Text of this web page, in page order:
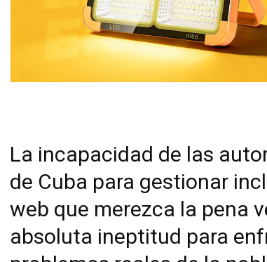
La incapacidad de las
de Cuba para gestionar
web que merezca la pena
absoluta ineptitud para